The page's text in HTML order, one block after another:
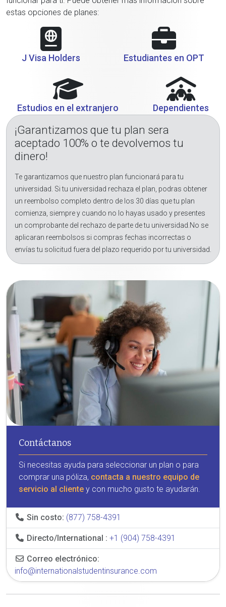
estas opciones de planes:
J Visa Holders Estudiantes en OPT
Estudios en el extranjero Dependientes
¡Garantizamos que tu plan sera
aceptado 100% o te devolvemos tu
dinero!
Te garantizamos que nuestro plan funcionará para tu
universidad. Si tu universidad rechaza el plan, podras obtener
un reembolso completo dentro de los 30 días que tu plan
comienza, siempre y cuando no lo hayas usado y presentes
un comprobante del rechazo de parte de tu universidad.No se
aplicaran reembolsos si compras fechas incorrectas o
envías tu solicitud fuera del plazo requerido por tu universidad.
Contáctanos
Si necesitas ayuda para seleccionar un plan o para
comprar una póliza, contacta a nuestro equipo de
servicio al cliente y con mucho gusto te ayudarán.
Sin costo: (877) 758-4391
Directo/International : +1 (904) 758-4391
Correo electrónico:
info@internationalstudentinsurance.com